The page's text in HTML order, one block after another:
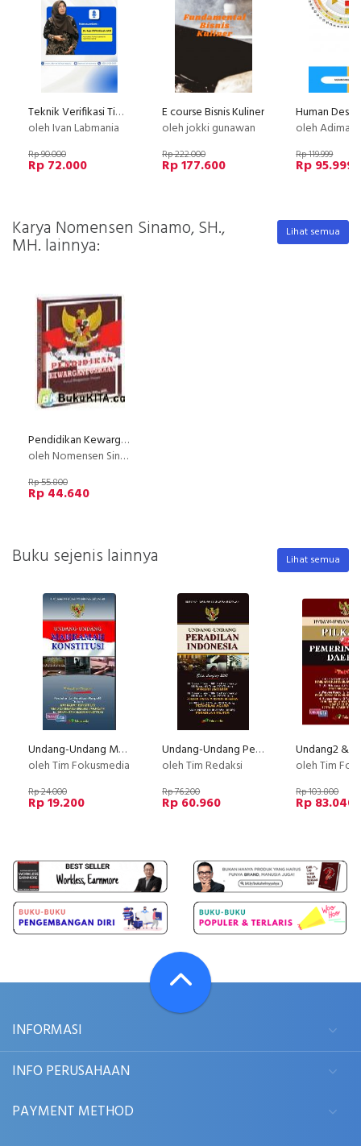
Teknik Verifikasi Timbangan Analitik
oleh Ivan Labmania
Rp 90.000
Rp 72.000
E course Bisnis Kuliner
oleh jokki gunawan
Rp 222.000
Rp 177.600
oleh Adimas (Dee)
Rp 119.999
Rp 95.999
Karya Nomensen Sinamo, SH.,
MH. lainnya:
Lihat semua
Pendidikan Kewarganegaraan
oleh Nomensen Sinamo, SH., MH.
Rp 55.800
Rp 44.640
Buku sejenis lainnya Lihat semua
Undang-Undang Mahkamah Konstitusi
oleh Tim Fokusmedia
Rp 24.000
Rp 19.200
Undang-Undang Peradilan Indonesia Edisi Lengkap 2010
oleh Tim Redaksi
Rp 76.200
Rp 60.960
oleh Tim
Rp 103.800
Rp 83.040
INFORMASI
INFO PERUSAHAAN
PAYMENT METHOD